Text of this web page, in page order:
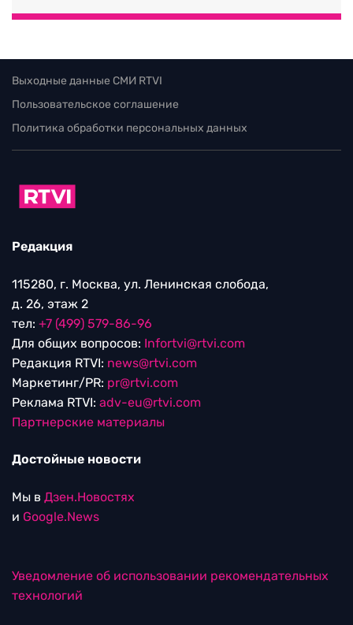
Выходные данные СМИ RTVI
Пользовательское соглашение
Политика обработки персональных данных
Редакция
115280, г. Москва, ул. Ленинская слобода,
д. 26, этаж 2
тел: +7 (499) 579-86-96
Для общих вопросов: Infortvi@rtvi.com
Редакция RTVI: news@rtvi.com
Маркетинг/PR: pr@rtvi.com
Реклама RTVI: adv-eu@rtvi.com
Партнерские материалы
Достойные новости
Мы в Дзен.Новостях
и Google.News
Уведомление об использовании рекомендательных
технологий